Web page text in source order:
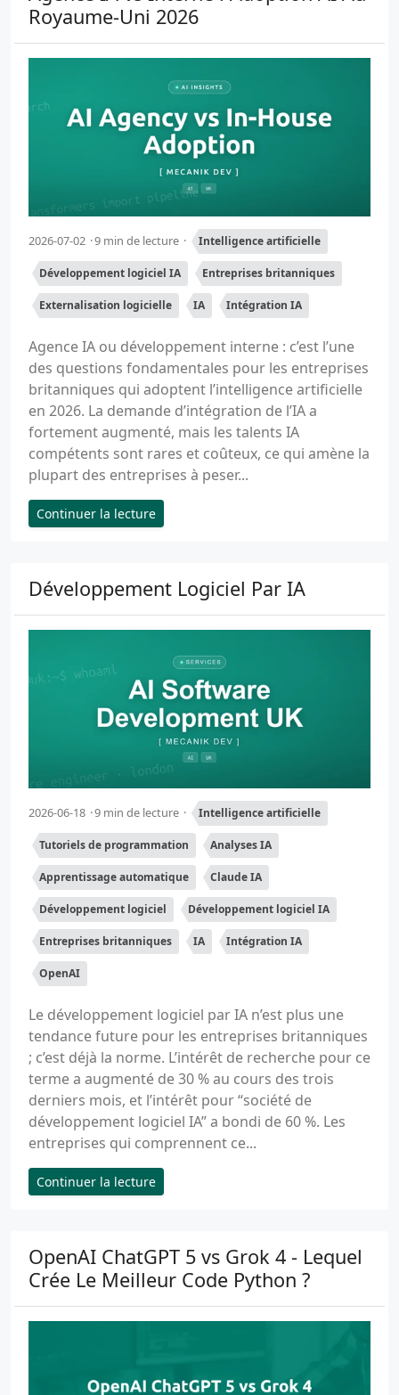
Royaume-Uni 2026
2026-07-02 9 min de lecture Intelligence artificielle
Développement logiciel IA Entreprises britanniques
Externalisation logicielle IA Intégration IA
Agence IA ou développement interne : c’est l’une
des questions fondamentales pour les entreprises
britanniques qui adoptent l’intelligence artificielle
en 2026. La demande d’intégration de l’IA a
fortement augmenté, mais les talents IA
compétents sont rares et coûteux, ce qui amène la
plupart des entreprises à peser...
Continuer la lecture
Développement Logiciel Par IA
2026-06-18 9 min de lecture Intelligence artificielle
Tutoriels de programmation Analyses IA
Apprentissage automatique Claude IA
Développement logiciel Développement logiciel IA
Entreprises britanniques IA Intégration IA
OpenAI
Le développement logiciel par IA n’est plus une
tendance future pour les entreprises britanniques
; c’est déjà la norme. L’intérêt de recherche pour ce
terme a augmenté de 30 % au cours des trois
derniers mois, et l’intérêt pour “société de
développement logiciel IA” a bondi de 60 %. Les
entreprises qui comprennent ce...
Continuer la lecture
OpenAI ChatGPT 5 vs Grok 4 - Lequel
Crée Le Meilleur Code Python ?